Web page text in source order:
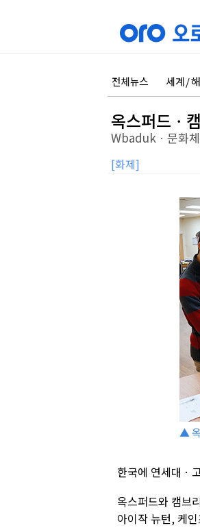
전체뉴스 세계 /
옥스퍼드ㆍ
Wbadukㆍ문화
[화제]
▲
한국에 연세대ㆍ
옥스퍼드와 캠브
아이작 뉴턴, 케